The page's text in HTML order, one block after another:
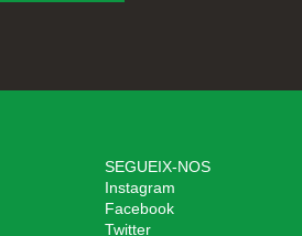
SEGUEIX-NOS
Instagram
Facebook
Twitter